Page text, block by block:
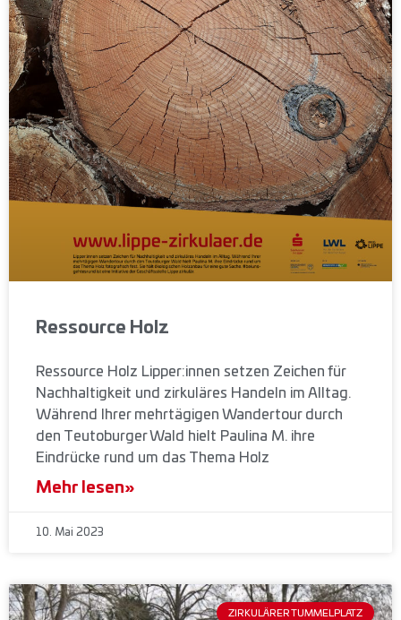
Ressource Holz
Ressource Holz Lipper:innen setzen Zeichen für
Nachhaltigkeit und zirkuläres Handeln im Alltag.
Während Ihrer mehrtägigen Wandertour durch
den Teutoburger Wald hielt Paulina M. ihre
Eindrücke rund um das Thema Holz
Mehr lesen»
10. Mai 2023
ZIRKULÄRER TUMMELPLATZ